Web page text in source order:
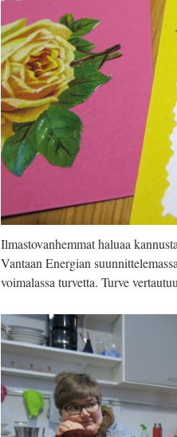
Ilmastovanhemmat haluaa
Vantaan Energian
voimalassa turvetta. Turve